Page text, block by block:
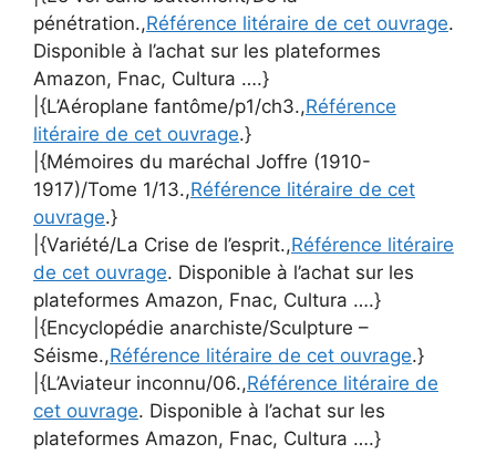
pénétration.,Référence litéraire de cet ouvrage.
Disponible à l’achat sur les plateformes
Amazon, Fnac, Cultura ….}
|{L’Aéroplane fantôme/p1/ch3.,Référence
litéraire de cet ouvrage.}
|{Mémoires du maréchal Joffre (1910-
1917)/Tome 1/13.,Référence litéraire de cet
ouvrage.}
|{Variété/La Crise de l’esprit.,Référence litéraire
de cet ouvrage. Disponible à l’achat sur les
plateformes Amazon, Fnac, Cultura ….}
|{Encyclopédie anarchiste/Sculpture –
Séisme.,Référence litéraire de cet ouvrage.}
|{L’Aviateur inconnu/06.,Référence litéraire de
cet ouvrage. Disponible à l’achat sur les
plateformes Amazon, Fnac, Cultura ….}